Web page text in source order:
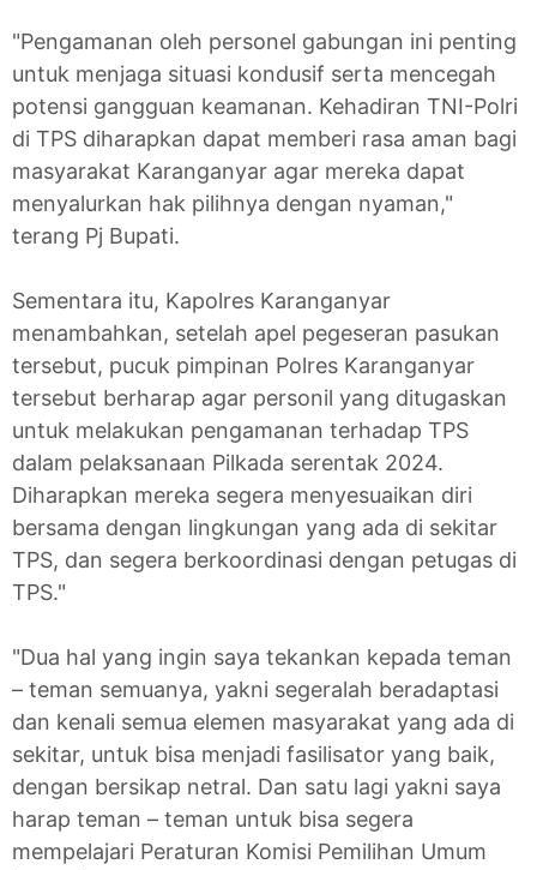
"Pengamanan oleh personel gabungan ini penting
untuk menjaga situasi kondusif serta mencegah
potensi gangguan keamanan. Kehadiran TNI-Polri
di TPS diharapkan dapat memberi rasa aman bagi
masyarakat Karanganyar agar mereka dapat
menyalurkan hak pilihnya dengan nyaman,"
terang Pj Bupati.
Sementara itu, Kapolres Karanganyar
menambahkan, setelah apel pegeseran pasukan
tersebut, pucuk pimpinan Polres Karanganyar
tersebut berharap agar personil yang ditugaskan
untuk melakukan pengamanan terhadap TPS
dalam pelaksanaan Pilkada serentak 2024.
Diharapkan mereka segera menyesuaikan diri
bersama dengan lingkungan yang ada di sekitar
TPS, dan segera berkoordinasi dengan petugas di
TPS."
"Dua hal yang ingin saya tekankan kepada teman
– teman semuanya, yakni segeralah beradaptasi
dan kenali semua elemen masyarakat yang ada di
sekitar, untuk bisa menjadi fasilisator yang baik,
dengan bersikap netral. Dan satu lagi yakni saya
harap teman – teman untuk bisa segera
mempelajari Peraturan Komisi Pemilihan Umum